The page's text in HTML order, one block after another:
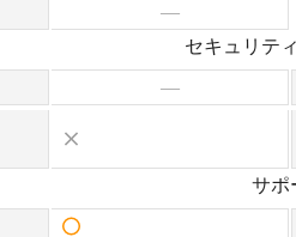
—
セキュリテ
—
サポ